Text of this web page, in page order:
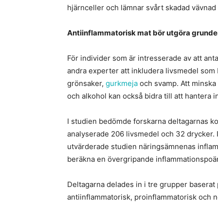
hjärnceller och lämnar svårt skadad vävnad
Antiinflammatorisk mat bör utgöra
För individer som är intresserade av att
andra experter att inkludera livsmedel
grönsaker, gurkmeja och svamp. Att
och alkohol kan också bidra till att hantera
I studien bedömde forskarna deltagarnas
analyserade 206 livsmedel och 32
utvärderade studien näringsämnenas
beräkna en övergripande
Deltagarna delades in i tre grupper
antiinflammatorisk, proinflammatorisk och